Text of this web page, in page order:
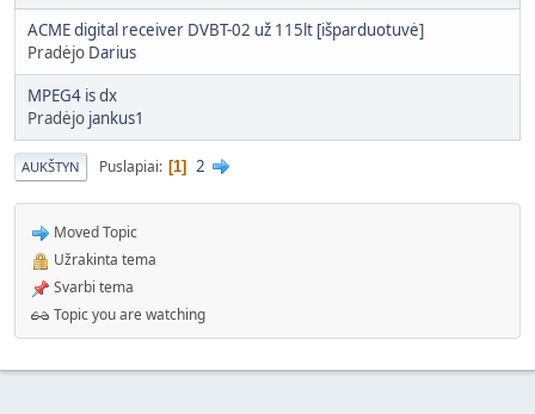
ACME digital receiver DVBT-02 už 115lt [išparduotuvė]
Pradėjo Darius
MPEG4 is dx
Pradėjo jankus1
AUKŠTYN Puslapiai 1 2
Moved Topic
Užrakinta tema
Svarbi tema
Topic you are watching